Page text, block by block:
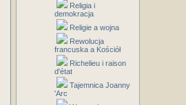
Religia i
demokracja
Religie a wojna
Rewolucja
francuska a Kościół
Richelieu i raison
d'état
Tajemnica Joanny
'Arc